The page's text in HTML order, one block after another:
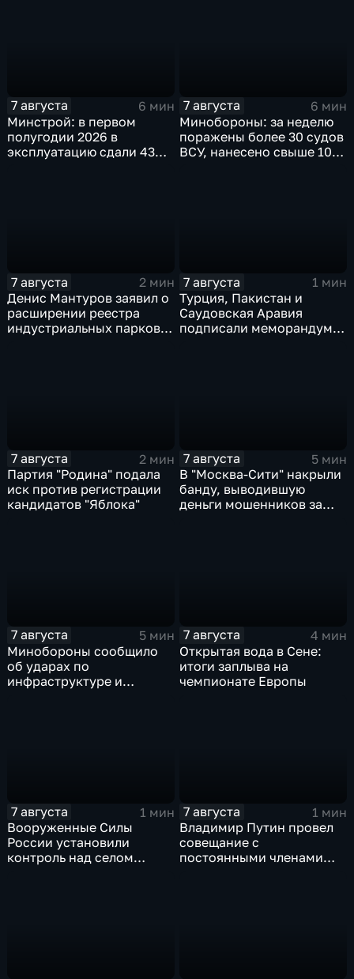
7 августа
6 мин
Минстрой: в первом
полугодии 2026 в
эксплуатацию сдали 43
7 августа
6 мин
Минобороны: за неделю
поражены более 30 судов
ВСУ, нанесено свыше 10
7 августа
2 мин
Денис Мантуров заявил о
расширении реестра
индустриальных парков в
7 августа
1 мин
Турция, Пакистан и
Саудовская Аравия
подписали меморандум о
7 августа
2 мин
Партия "Родина" подала
иск против регистрации
кандидатов "Яблока"
7 августа
5 мин
В "Москва‑Сити" накрыли
банду, выводившую
деньги мошенников за
7 августа
5 мин
Минобороны сообщило
об ударах по
инфраструктуре и
7 августа
4 мин
Открытая вода в Сене:
итоги заплыва на
чемпионате Европы
7 августа
1 мин
Вооруженные Силы
России установили
контроль над селом
7 августа
1 мин
Владимир Путин провел
совещание с
постоянными членами